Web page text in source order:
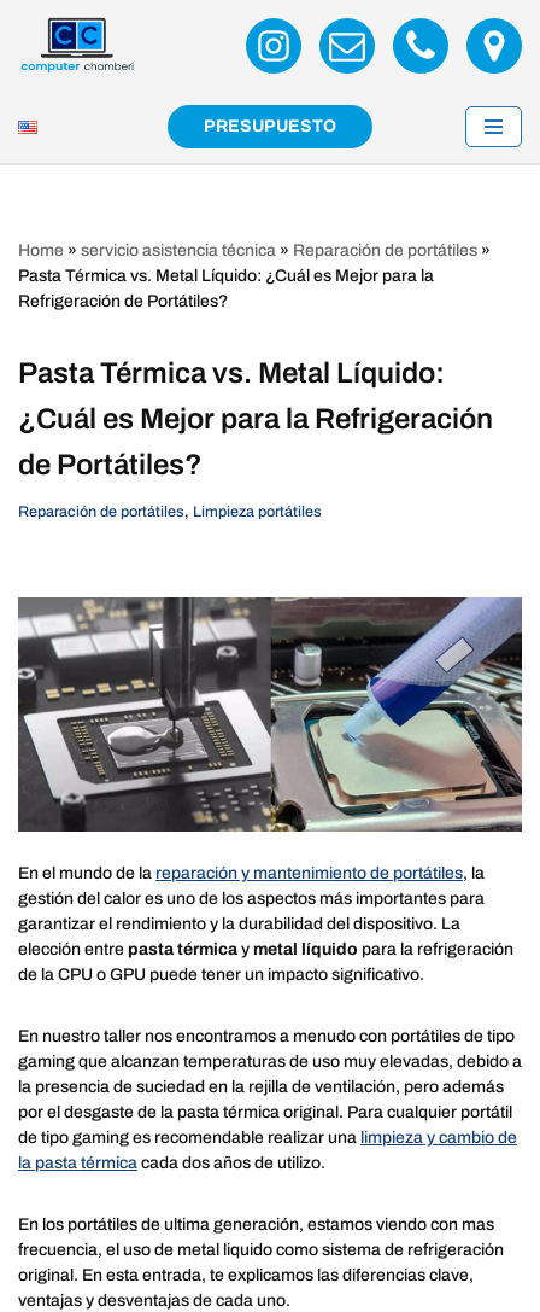
Saltar
PRESUPUESTO
Home » servicio asistencia técnica » Reparación de portátiles »
Pasta Térmica vs. Metal Líquido: ¿Cuál es Mejor para la
Refrigeración de Portátiles?
Pasta Térmica vs. Metal Líquido:
¿Cuál es Mejor para la Refrigeración
de Portátiles?
Reparación de portátiles, Limpieza portátiles
En el mundo de la reparación y mantenimiento de portátiles, la
gestión del calor es uno de los aspectos más importantes para
garantizar el rendimiento y la durabilidad del dispositivo. La
elección entre pasta térmica y metal líquido para la refrigeración
de la CPU o GPU puede tener un impacto significativo.
En nuestro taller nos encontramos a menudo con portátiles de tipo
gaming que alcanzan temperaturas de uso muy elevadas, debido a
la presencia de suciedad en la rejilla de ventilación, pero además
por el desgaste de la pasta térmica original. Para cualquier portátil
de tipo gaming es recomendable realizar una limpieza y cambio de
la pasta térmica cada dos años de utilizo.
En los portátiles de ultima generación, estamos viendo con mas
frecuencia, el uso de metal liquido como sistema de refrigeración
original. En esta entrada, te explicamos las diferencias clave,
ventajas y desventajas de cada uno.